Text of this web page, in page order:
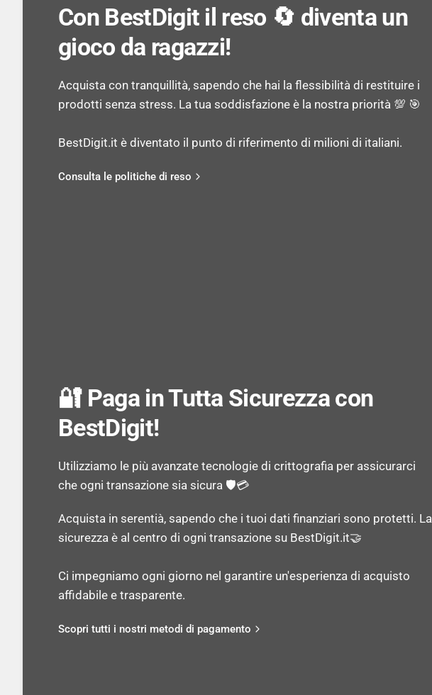
Con BestDigit il reso 🔄 diventa un
gioco da ragazzi!
Acquista con tranquillità, sapendo che hai la flessibilità di restituire i
prodotti senza stress. La tua soddisfazione è la nostra priorità 💯 🎯
BestDigit.it è diventato il punto di riferimento di milioni di italiani.
Consulta le politiche di reso
🔐 Paga in Tutta Sicurezza con
BestDigit!
Utilizziamo le più avanzate tecnologie di crittografia per assicurarci
che ogni transazione sia sicura 🛡️💳
Acquista in serentià, sapendo che i tuoi dati finanziari sono protetti. La
sicurezza è al centro di ogni transazione su BestDigit.it🤝
Ci impegniamo ogni giorno nel garantire un'esperienza di acquisto
affidabile e trasparente.
Scopri tutti i nostri metodi di pagamento